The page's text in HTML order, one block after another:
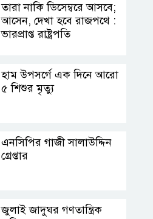
তারা নাকি ডিসেম্বরে আসবে;
আসেন, দেখা হবে রাজপথে :
ভারপ্রাপ্ত রাষ্ট্রপতি
হাম উপসর্গে এক দিনে আরো
৫ শিশুর মৃত্যু
এনসিপির গাজী সালাউদ্দিন
গ্রেপ্তার
জুলাই জাদুঘর গণতান্ত্রিক